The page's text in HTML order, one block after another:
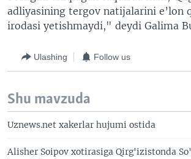
adliyasining tergov natijalarini e’lon
irodasi yetishmaydi," deydi Galima
Ulashing Follow us
Shu mavzuda
Uznews.net xakerlar hujumi ostida
Alisher Soipov xotirasiga Qirg'izistonda